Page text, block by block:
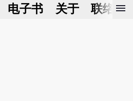
电子书 关于 联络我
menu